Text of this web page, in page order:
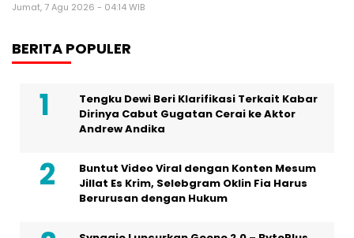
Huawei Luncurkan Strategi “Grid-
The Smarter E 2026
CGTN: Tiongkok Berkomitmen Jadikan AI
sebagai Penggerak Kemakmuran
Bersama di Tengah Melebarnya
Weichai Group: 40 Tahun Berkarya di
Vietnam, Bekerja sama Membangun Masa
Depan yang Lebih Hijau dan Cerdas